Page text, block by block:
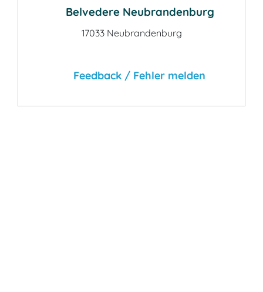
Belvedere Neubrandenburg
17033 Neubrandenburg
Feedback / Fehler melden